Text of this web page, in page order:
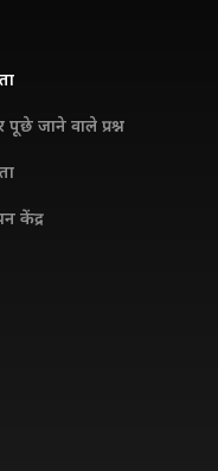
जाने वाले प्रश्न
केंद्र